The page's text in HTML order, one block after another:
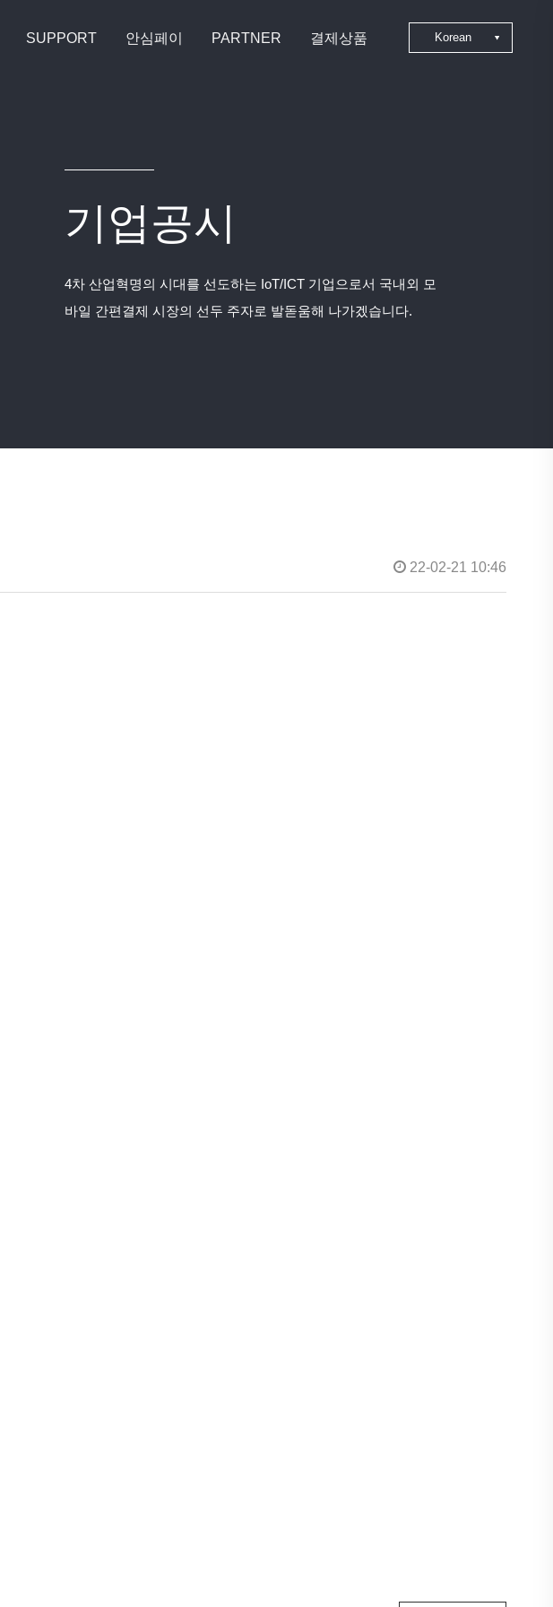
SUPPORT 안심페이 PARTNER 결제상품 Korean
기업공시
4차 산업혁명의 시대를 선도하는 IoT/ICT 기업으로서 국내외 모
바일 간편결제 시장의 선두 주자로 발돋움해 나가겠습니다.
22-02-21 10:46